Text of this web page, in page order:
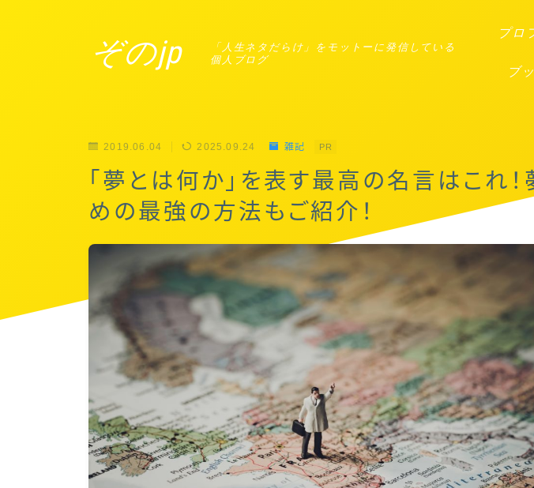
ぞのjp
「人生ネタだらけ」をモットーに発信している
個人ブログ
プロ
ブ
2019.06.04 2025.09.24 雑記 PR
「夢とは何か」を表す最高の名言はこれ！
めの最強の方法もご紹介！